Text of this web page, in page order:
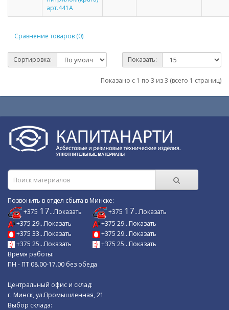
арт.441А
Сравнение товаров (0)
Сортировка: Показать:
Показано с 1 по 3 из 3 (всего 1 страниц)
Позвонить в отдел сбыта в Минске:
+375 17...Показать
+375 29...Показать
+375 33...Показать
+375 25...Показать
+375 17...Показать
+375 29...Показать
+375 29...Показать
+375 25...Показать
Время работы:
ПН - ПТ 08.00-17.00 без обеда
Центральный офис и склад:
г. Минск, ул.Промышленная, 21
Выбор склада: